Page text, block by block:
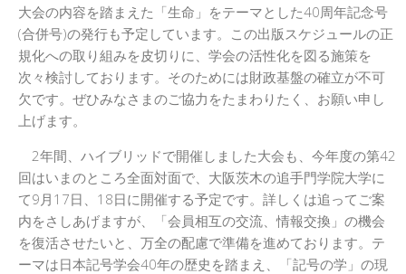
大会の内容を踏まえた「生命」をテーマとした40周年記念号
(合併号)の発行も予定しています。この出版スケジュールの正
規化への取り組みを皮切りに、学会の活性化を図る施策を
次々検討しております。そのためには財政基盤の確立が不可
欠です。ぜひみなさまのご協力をたまわりたく、お願い申し
上げます。
2年間、ハイブリッドで開催しました大会も、今年度の第42
回はいまのところ全面対面で、大阪茨木の追手門学院大学に
て9月17日、18日に開催する予定です。詳しくは追ってご案
内をさしあげますが、「会員相互の交流、情報交換」の機会
を復活させたいと、万全の配慮で準備を進めております。テ
ーマは日本記号学会40年の歴史を踏まえ、「記号の学」の現